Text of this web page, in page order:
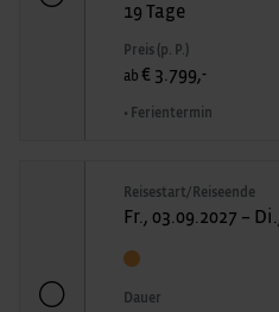
19 Tage
Preis (p. P.)
ab € 3.799,-
• Ferientermin
Reisestart/Reiseende
Fr., 03.09.2027 –
Dauer